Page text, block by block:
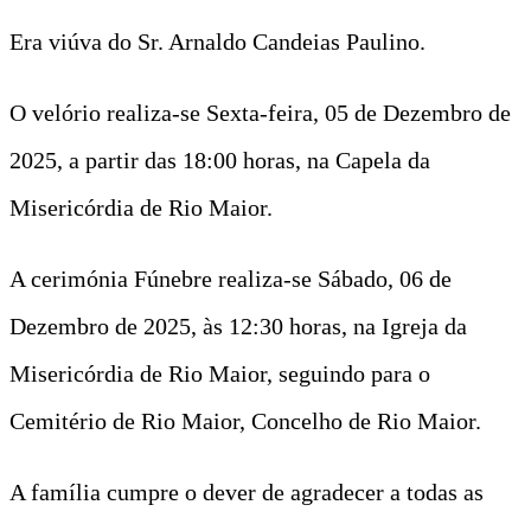
Era viúva do Sr. Arnaldo Candeias Paulino.
O velório realiza-se Sexta-feira, 05 de Dezembro de
2025, a partir das 18:00 horas, na Capela da
Misericórdia de Rio Maior.
A cerimónia Fúnebre realiza-se Sábado, 06 de
Dezembro de 2025, às 12:30 horas, na Igreja da
Misericórdia de Rio Maior, seguindo para o
Cemitério de Rio Maior, Concelho de Rio Maior.
A família cumpre o dever de agradecer a todas as